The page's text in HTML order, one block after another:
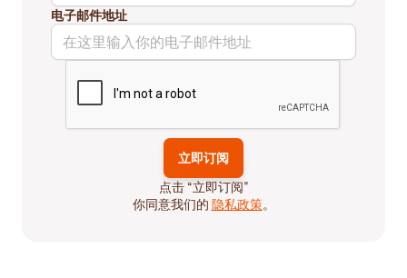
电子邮件地址
点击 “立即订阅”
你同意我们的 隐私政策。